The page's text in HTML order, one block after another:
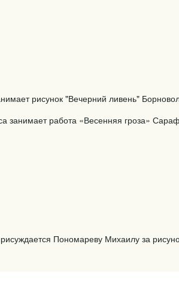
рисунок "Вечерний ливень"
занимает работа «Весенняя гроза»
Пономареву Михаилу за